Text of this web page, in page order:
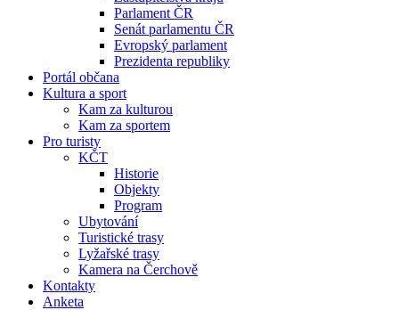
Parlament ČR
Senát parlamentu ČR
Evropský parlament
Prezidenta republiky
Portál občana
Kultura a sport
Kam za kulturou
Kam za sportem
Pro turisty
KČT
Historie
Objekty
Program
Ubytování
Turistické trasy
Lyžařské trasy
Kamera na Čerchově
Kontakty
Anketa